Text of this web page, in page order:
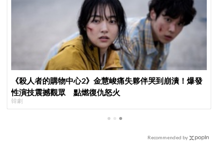
《殺人者的購物中心2》金慧峻痛失夥伴哭到崩潰！爆發
性演技震撼觀眾 點燃復仇怒火
韓劇
Recommended by